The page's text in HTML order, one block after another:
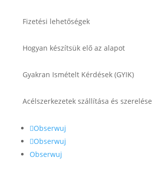
Fizetési lehetőségek
Hogyan készítsük elő az alapot
Gyakran Ismételt Kérdések (GYIK)
Acélszerkezetek szállítása és szerelése
Obserwuj
Obserwuj
Obserwuj